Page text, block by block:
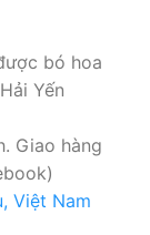
bó hoa
Yến
Giao hàng
Việt Nam